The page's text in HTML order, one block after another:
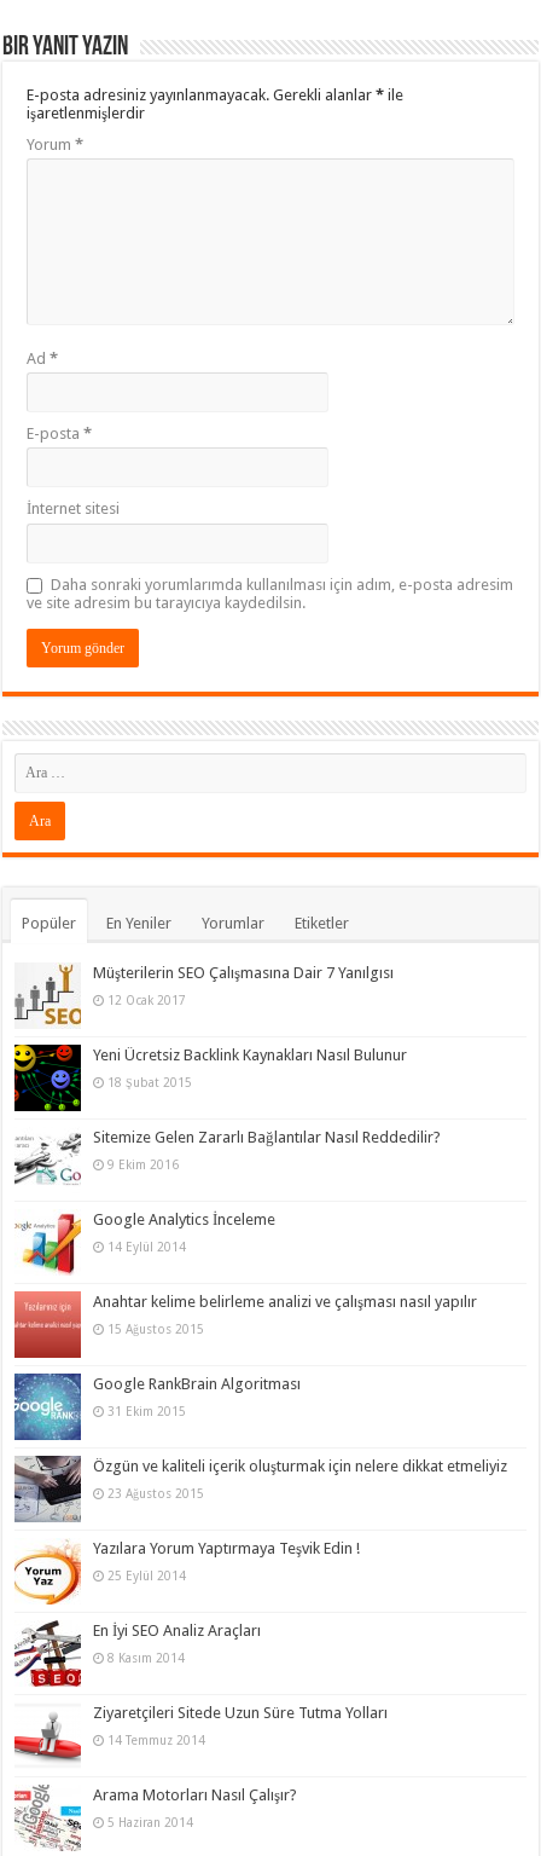
Bir yanıt yazın
E-posta adresiniz yayınlanmayacak. Gerekli alanlar* ile
işaretlenmişlerdir
Yorum*
Ad*
E-posta*
İnternet sitesi
Daha sonraki yorumlarımda kullanılması için adım, e-posta adresim
ve site adresim bu tarayıcıya kaydedilsin.
Popüler En Yeniler Yorumlar Etiketler
Müşterilerin SEO Çalışmasına Dair 7 Yanılgısı
12 Ocak 2017
Yeni Ücretsiz Backlink Kaynakları Nasıl Bulunur
18 Şubat 2015
Sitemize Gelen Zararlı Bağlantılar Nasıl Reddedilir?
9 Ekim 2016
Google Analytics İnceleme
14 Eylül 2014
Anahtar kelime belirleme analizi ve çalışması nasıl yapılır
15 Ağustos 2015
Google RankBrain Algoritması
31 Ekim 2015
Özgün ve kaliteli içerik oluşturmak için nelere dikkat etmeliyiz
23 Ağustos 2015
Yazılara Yorum Yaptırmaya Teşvik Edin !
25 Eylül 2014
En İyi SEO Analiz Araçları
8 Kasım 2014
Ziyaretçileri Sitede Uzun Süre Tutma Yolları
14 Temmuz 2014
Arama Motorları Nasıl Çalışır?
5 Haziran 2014